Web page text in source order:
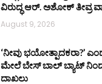
ವಿರುದ್ಧ ಆರ್. ಅಶೋಕ್ ತೀವ್ರ
August 9, 2026
‘ನೀವು ಭಯೋತ್ಪಾದಕರಾ?’
ಮೇಲೆ ಬೇಸ್‌ ಬಾಲ್ ಬ್ಯಾಟ್‌
ದಾಖಲು